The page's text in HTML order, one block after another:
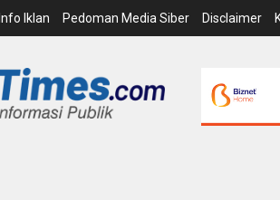
Info Iklan Pedoman Media Siber Disclaimer